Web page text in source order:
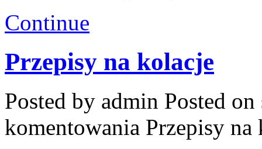
Continue
Przepisy na kolacje
Posted by admin Posted
komentowania Przepisy na